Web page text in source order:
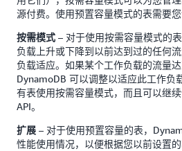
源付费。使用预置容量模式的表需要您
按需模式 – 对于使用按需容量模式的
负载上升或下降到以前达到过的任何
负载适应。如果某个工作负载的流量达
DynamoDB 可以调整以适应此工作负
有表使用按需容量模式，而且可以继
API。
扩展 – 对于使用预置容量的表，
性能使用情况，以便根据您以前设置